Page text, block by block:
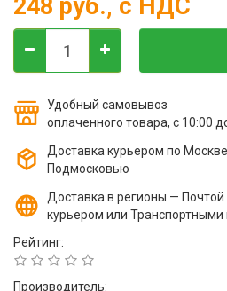
248 руб., с НДС
Удобный самовывоз
оплаченного товара, с 10:00
Доставка курьером по
Подмосковью
Доставка в регионы — Почтой
курьером или
Рейтинг:
Производитель: